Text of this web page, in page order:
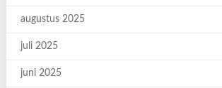
augustus 2025
juli 2025
juni 2025